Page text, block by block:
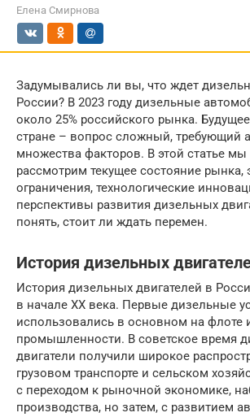
Елена Смирнова
Задумывались ли вы, что ждет
России? В 2023 году дизельные
около 25% российского рынка.
стране – вопрос сложный, требующий
множества факторов. В этой статье мы
рассмотрим текущее состояние рынка,
ограничения, технологические
перспективы развития дизельных
понять, стоит ли ждать перемен.
История дизельных
История дизельных двигателей в
в начале XX века. Первые дизельные
использовались в основном на флоте
промышленности. В советское время
двигатели получили широкое
грузовом транспорте и сельском
с переходом к рыночной экономике,
производства, но затем, с развитием